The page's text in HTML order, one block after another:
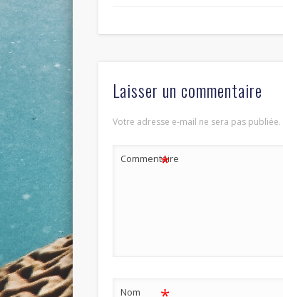
Laisser un commentaire
Votre adresse e-mail ne sera pas publiée.
Commentaire
*
Nom